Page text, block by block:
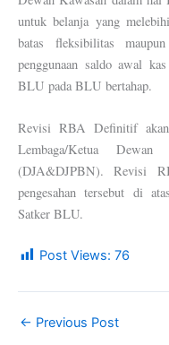
untuk belanja yang
batas fleksibilitas
penggunaan saldo awal
BLU pada BLU bertahap.
Revisi RBA Definitif akan
Lembaga/Ketua
(DJA&DJPBN). Revisi
pengesahan tersebut di
Satker BLU.
Post Views: 76
← Previous Post